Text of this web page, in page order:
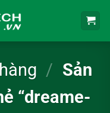
/ Sản
“dreame-